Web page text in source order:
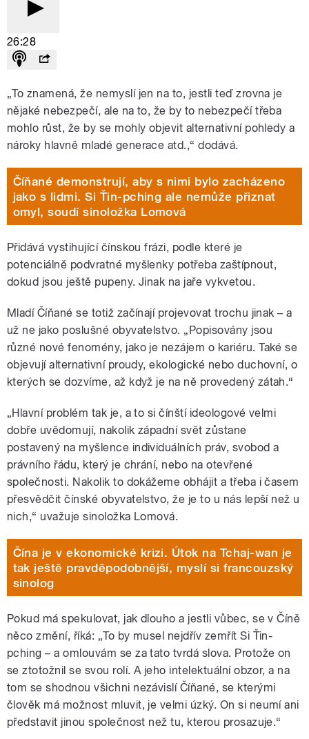
26:28
„To znamená, že nemyslí jen na to, jestli teď zrovna je
nějaké nebezpečí, ale na to, že by to nebezpečí třeba
mohlo růst, že by se mohly objevit alternativní pohledy a
nároky hlavně mladé generace atd.,“ dodává.
Číňané demonstrují, aby s nimi bylo zacházeno
jako s lidmi. Si Ťin-pching ale nemůže přiznat
omyl, soudí sinoložka Lomová
Přidává vystihující čínskou frázi, podle které je
potenciálně podvratné myšlenky potřeba zaštípnout,
dokud jsou ještě pupeny. Jinak na jaře vykvetou.
Mladí Číňané se totiž začínají projevovat trochu jinak – a
už ne jako poslušné obyvatelstvo. „Popisovány jsou
různé nové fenomény, jako je nezájem o kariéru. Také se
objevují alternativní proudy, ekologické nebo duchovní, o
kterých se dozvíme, až když je na ně provedený zátah.“
„Hlavní problém tak je, a to si čínští ideologové velmi
dobře uvědomují, nakolik západní svět zůstane
postavený na myšlence individuálních práv, svobod a
právního řádu, který je chrání, nebo na otevřené
společnosti. Nakolik to dokážeme obhájit a třeba i časem
přesvědčit čínské obyvatelstvo, že je to u nás lepší než u
nich,“ uvažuje sinoložka Lomová.
Čína je v ekonomické krizi. Útok na Tchaj-wan je
tak ještě pravděpodobnější, myslí si francouzský
sinolog
Pokud má spekulovat, jak dlouho a jestli vůbec, se v Číně
něco změní, říká: „To by musel nejdřív zemřít Si Ťin-
pching – a omlouvám se za tato tvrdá slova. Protože on
se ztotožnil se svou rolí. A jeho intelektuální obzor, a na
tom se shodnou všichni nezávislí Číňané, se kterými
člověk má možnost mluvit, je velmi úzký. On si neumí ani
představit jinou společnost než tu, kterou prosazuje.“